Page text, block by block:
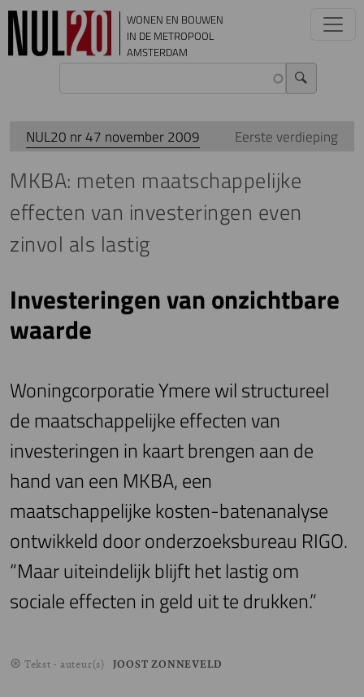
Overslaan en naar de inhoud gaan
WONEN EN BOUWEN
IN DE METROPOOL
AMSTERDAM
NUL20 nr 47 november 2009 Eerste verdieping
MKBA: meten maatschappelijke
effecten van investeringen even
zinvol als lastig
Investeringen van onzichtbare
waarde
Woningcorporatie Ymere wil structureel
de maatschappelijke effecten van
investeringen in kaart brengen aan de
hand van een MKBA, een
maatschappelijke kosten-batenanalyse
ontwikkeld door onderzoeksbureau RIGO.
“Maar uiteindelijk blijft het lastig om
sociale effecten in geld uit te drukken.”
Tekst - auteur(s) JOOST ZONNEVELD